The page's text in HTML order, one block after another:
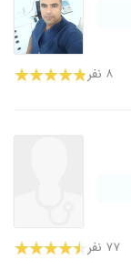
۸ نفر
۷۷ نفر